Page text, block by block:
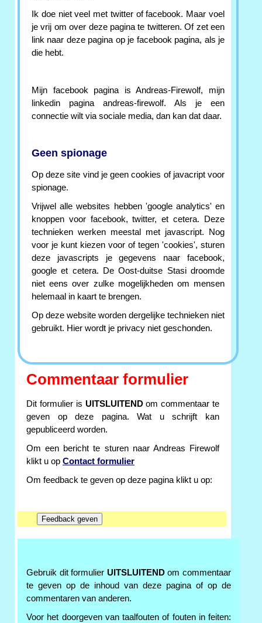
Ik doe niet veel met twitter of facebook. Maar voel
je vrij om over deze pagina te twitteren. Of zet een
link naar deze pagina op je facebook pagina, als je
die hebt.
Mijn facebook pagina is Andreas-Firewolf, mijn
linkedin pagina andreas-firewolf. Als je een
connectie wilt via sociale media, dan kan dat daar.
Geen spionage
Op deze site vind je geen cookies of javacript voor
spionage.
Vrijwel alle websites hebben 'google analytics' en
knoppen voor facebook, twitter, et cetera. Deze
technieken werken meestal met javascript. Nog
voor je kunt kiezen voor of tegen 'cookies', sturen
deze javascripts je gegevens naar facebook,
google et cetera. De Oost-duitse Stasi droomde
niet eens over zulke mogelijkheden om mensen
helemaal in kaart te brengen.
Op deze website worden dergelijke technieken niet
gebruikt. Hier wordt je privacy niet geschonden.
Commentaar formulier
Dit formulier is UITSLUITENDom commentaar te
geven op deze pagina. Wat u schrijft kan
gepubliceerd worden.
Om een bericht te sturen naar Andreas Firewolf
klikt u op Contact formulier
Om feedback te geven op deze pagina klikt u op:
Gebruik dit formulier UITSLUITENDom commentaar
te geven op de inhoud van deze pagina of op de
commentaren van anderen.
Voor het doorgeven van taalfouten of fouten in feiten: